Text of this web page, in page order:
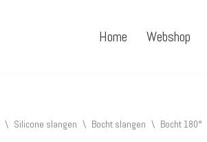
Home Webshop
\ Silicone slangen \ Bocht slangen \ Bocht 180°